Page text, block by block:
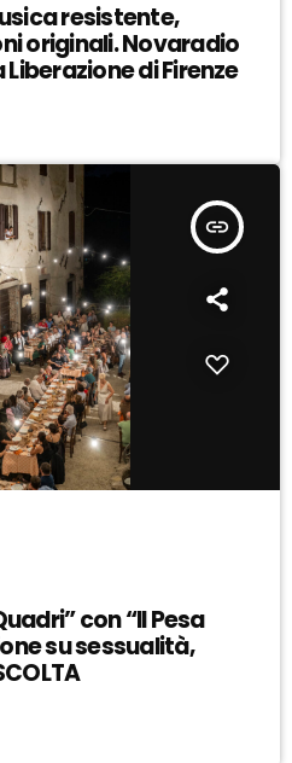
resistente,
originali. Novaradio
di Firenze
insert_link
con “Il Pesa
su sessualità,